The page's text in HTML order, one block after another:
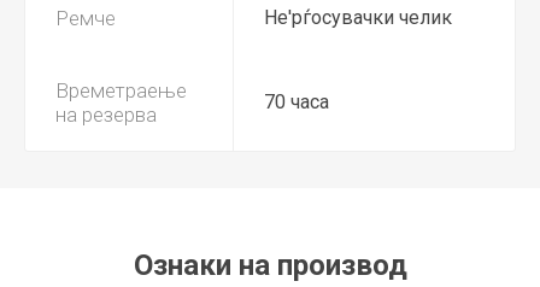
Ремче Не'рѓосувачки челик
Времетраење
на резерва
70 часа
Ознаки на производ